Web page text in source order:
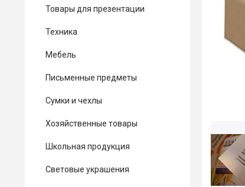
Товары для презентации
Техника
Мебель
Письменные предметы
Сумки и чехлы
Хозяйственные товары
Школьная продукция
Световые украшения